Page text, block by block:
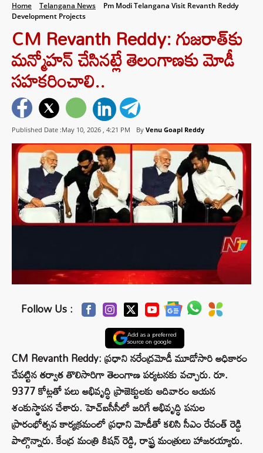
Home Telangana News
Pm Modi Telangana Visit Revanth Reddy
Development Projects
CM Revanth Reddy: గుజరాత్‌కు
మన్మోహన్ చేసినట్లే తెలంగాణకు మోడీ
సహకరించాలి..
Published Date :May 10, 2026 , 4:21 PM By Venu Goapl Reddy
Follow Us :
Add as a preferred
source on google
CM Revanth Reddy: ప్రధాని నరేంద్రమోడీ మూడోసారి అధికారం
చేపట్టిన తర్వాత తొలిసారిగా తెలంగాణ పర్యటనకు వచ్చారు. రూ.
9377 కోట్లతో పలు అభివృద్ధి ప్రాజెక్టులకు ఆదివారం ఆయన
శంకుస్థాపన చేశారు. హెచ్ఐసీసీలో జరిగే అభివృద్ధి పనుల
ప్రారంభోత్సవ కార్యక్రమంలో ప్రధాని మోడీతో కలిసి సీఎం రేవంత్ రెడ్డి
పాల్గొన్నారు. కేంద్ర మంత్రి కిషన్ రెడ్డి, రాష్ట్ర మంత్రులు హాజరయ్యారు.